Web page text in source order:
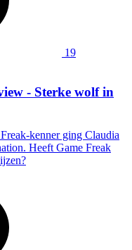
19
- Sterke wolf in
kenner ging Claudia
Heeft Game Freak